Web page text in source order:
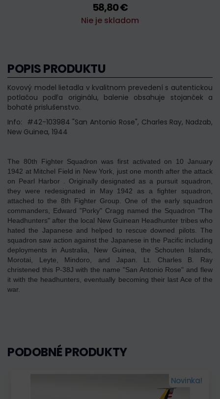
58,80 €
Nie je skladom
POPIS PRODUKTU
Kovový model lietadla v kvalitnom prevedení s autentickou
potlačou podľa originálu, balenie obsahuje stojanček a
bohaté prislušenstvo.
Info: #42-103984 "San Antonio Rose", Charles Ray, Nadzab,
New Guinea, 1944
The 80th Fighter Squadron was first activated on 10 January
1942 at Mitchel Field in New York, just one month after the attack
on Pearl Harbor . Originally designated as a pursuit squadron,
they were redesignated in May 1942 as a fighter squadron,
attached to the 8th Fighter Group. One of the early squadron
commanders, Edward "Porky" Cragg named the Squadron "The
Headhunters" after the local New Guinean Headhunter tribes who
hated the Japanese and helped to rescue downed pilots. The
squadron saw action against the Japanese in the Pacific including
deployments in Australia, New Guinea, the Schouten Islands,
Morotai, Leyte, Mindoro, and Japan. Lt. Charles B. Ray
christened this P-38J with the name "San Antonio Rose" and flew
it with the headhunters, eventually becoming their last Ace of the
war.
PODOBNÉ PRODUKTY
Novinka!